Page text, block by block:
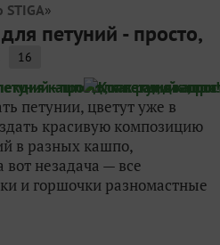
STIGA»
петуний - просто,
16
петунии, цветут уже в
красивую композицию
в разных кашпо,
незадача — все
и горшочки разномастные